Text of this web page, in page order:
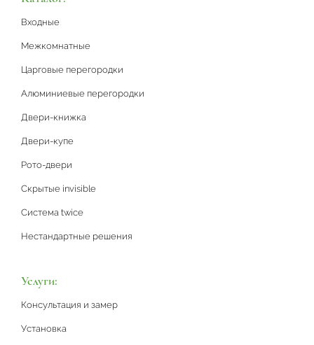
Входные
Межкомнатные
Царговые перегородки
Алюминиевые перегородки
Двери-книжка
Двери-купе
Рото-двери
Скрытые invisible
Система twice
Нестандартные решения
Услуги:
Консультация и замер
Установка